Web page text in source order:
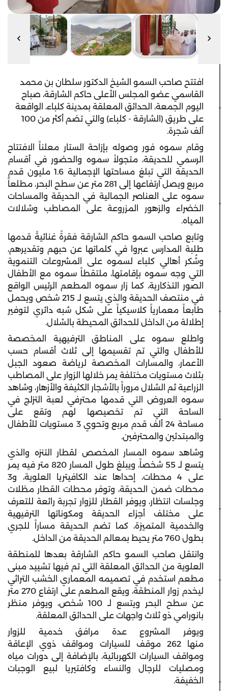
افتتح صاحب السمو الشيخ الدكتور سلطان بن محمد
القاسمي عضو المجلس الأعلى حاكم الشارقة، صباح
اليوم الجمعة، الحدائق المعلقة بمدينة كلباء، الواقعة
على طريق (الشارقة - كلباء) والتي تضم أكثر من 100
ألف شجرة.
وقام سموه فور وصوله بإزاحة الستار معلناً الافتتاح
الرسمي للحديقة، متجولاً سموه والحضور في أقسام
الحديقة التي تبلغ مساحتها الإجمالية 1.6 مليون قدم
مربع ويصل ارتفاعها إلى 281 متر عن سطح البحر، مطلعاً
سموه على العناصر الجمالية في الحديقة والمساحات
الخضراء والزهور المزروعة على المصاطب وشلالات
المياه.
وتابع صاحب السمو حاكم الشارقة فقرةً غنائيةً قدمها
طلبة المدارس عبروا في كلماتها عن حبهم وتقديرهم،
وشُكر أهالي كلباء لسموه على المشروعات التنموية
التي وجه سموه بإقامتها، ملتقطاً سموه مع الأطفال
الصور التذكارية، كما زار سموه المطعم الرئيس الواقع
في منتصف الحديقة والذي يتسع لـ 215 شخص ويحمل
طابعاً معمارياً كلاسيكياً على شكل شبه دائري لتوفير
إطلالة من الداخل للحدائق المحيطة بالشلال.
واطلع سموه على المناطق الترفيهية المخصصة
للأطفال والتي تم تقسيمها إلى ثلاث أقسام حسب
الأعمار، والمسارات المخصصة لرياضة صعود الجبل
بثلاث مستويات مختلفة يمر خلالها الزوار على المصاطب
الزراعية ثم الشلال مروراً بالأشجار الكثيفة والأزهار، وشاهد
سموه العروض التي قدمها محترفي لعبة التزلج في
الساحة التي تم تخصيصها لهم وتقع على
مساحة 24 ألف قدم مربع وتحوي 3 مستويات للأطفال
والمبتدئين والمحترفين.
وشاهد سموه المسار المخصص لقطار التنزه والذي
يتسع لـ 55 شخصاً، ويبلغ طول المسار 820 متر فيه يمر
على 4 محطات، إحداها عند الكافيتريا العلوية، و3
محطات ضمن الحديقة، وتوفر محطات القطار مظلات
وجلسات انتظار، ويوفر القطار للزوار تجربة رائعة للتعرف
على مختلف أجزاء الحديقة ومكوناتها الترفيهية
والخدمية المتميزة، كما تضم الحديقة مساراً للجري
بطول 760 متر يحيط بمعالم الحديقة من الداخل.
وانتقل صاحب السمو حاكم الشارقة بعدها للمنطقة
العلوية من الحدائق المعلقة التي تم فيها تشييد مبنى
مطعم استخدم في تصميمه المعماري الخشب التراثي
ليخدم زوار المنطقة، ويقع المطعم على ارتفاع 270 متر
عن سطح البحر ويتسع لـ 100 شخص، ويوفر منظر
بانورامي ذو ثلاث واجهات على الحدائق المعلقة.
ويوفر المشروع عدة مرافق خدمية للزوار
منها 262 موقف للسيارات ومواقف ذوي الإعاقة
ومواقف السيارات الكهربائية، بالإضافة إلى دورات مياه
ومصليات للرجال والنساء وكافتيريا لبيع الوجبات
الخفيفة.